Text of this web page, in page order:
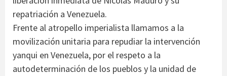
repatriación a Venezuela.
Frente al atropello imperialista llamamos a la
movilización unitaria para repudiar la intervención
yanqui en Venezuela, por el respeto a la
autodeterminación de los pueblos y la unidad de